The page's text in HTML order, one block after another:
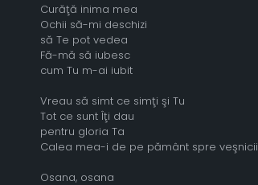
Curăţă inima mea
Ochii să-mi deschizi
să Te pot vedea
Fă-mă să iubesc
cum Tu m-ai iubit
Vreau să simt ce simţi şi Tu
Tot ce sunt Îţi dau
pentru gloria Ta
Calea mea-i de pe pământ spre veşnicii
Osana, osana